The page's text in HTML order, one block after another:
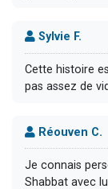
Sylvie F.
Cette histoire
pas assez de
Réouven C.
Je connais
Shabbat avec